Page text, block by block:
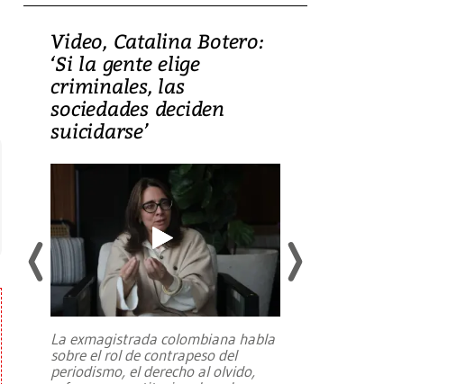
Video, Catalina Botero:
‘Si la gente elige
criminales, las
sociedades deciden
suicidarse’
La exmagistrada colombiana habla
sobre el rol de contrapeso del
periodismo, el derecho al olvido,